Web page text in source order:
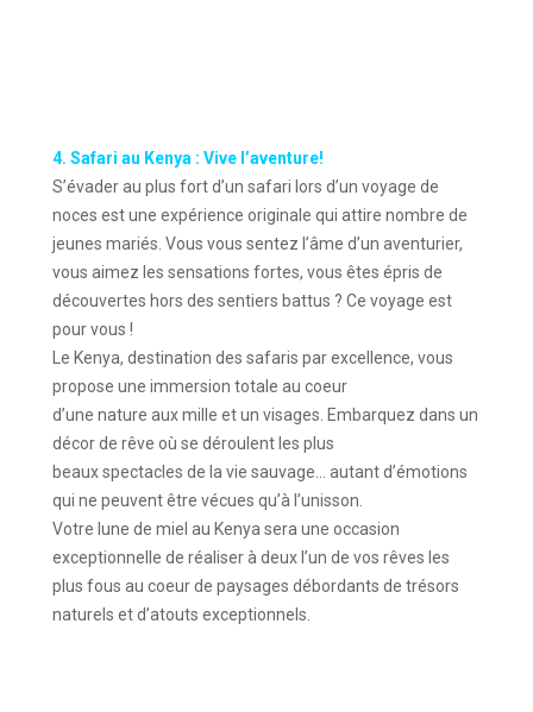
4. Safari au Kenya : Vive l’aventure!
S’évader au plus fort d’un safari lors d’un voyage de
noces est une expérience originale qui attire nombre de
jeunes mariés. Vous vous sentez l’âme d’un aventurier,
vous aimez les sensations fortes, vous êtes épris de
découvertes hors des sentiers battus ? Ce voyage est
pour vous !
Le Kenya, destination des safaris par excellence, vous
propose une immersion totale au coeur
d’une nature aux mille et un visages. Embarquez dans un
décor de rêve où se déroulent les plus
beaux spectacles de la vie sauvage… autant d’émotions
qui ne peuvent être vécues qu’à l’unisson.
Votre lune de miel au Kenya sera une occasion
exceptionnelle de réaliser à deux l’un de vos rêves les
plus fous au coeur de paysages débordants de trésors
naturels et d’atouts exceptionnels.